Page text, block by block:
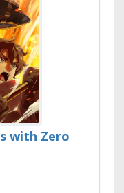
with Zero